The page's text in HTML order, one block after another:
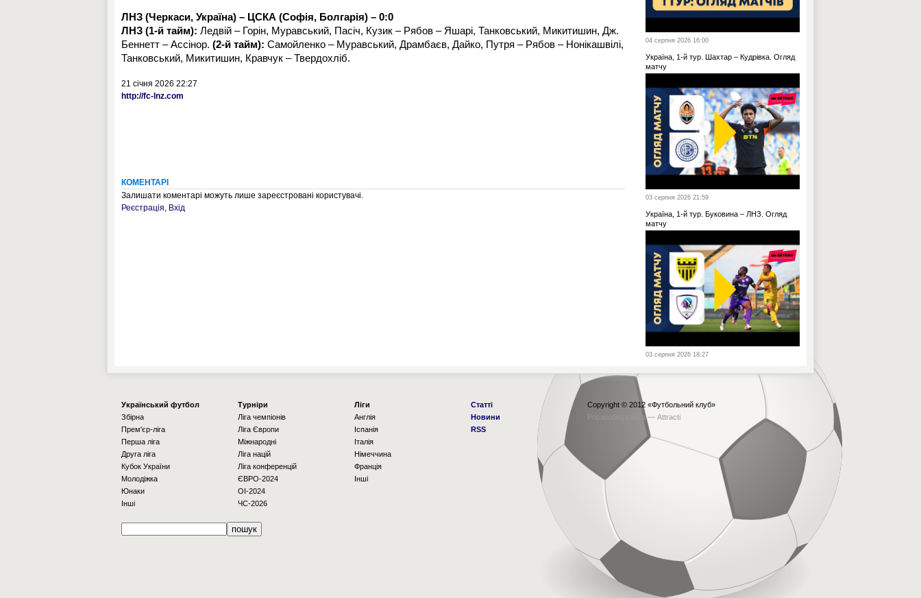
ЛНЗ (Черкаси, Україна) – ЦСКА (Софія, Болгарія) – 0:0
ЛНЗ (1-й тайм): Ледвій – Горін, Муравський, Пасіч, Кузик – Рябов – Яшарі, Танковський, Микитишин, Дж.
Беннетт – Ассінор. (2-й тайм): Самойленко – Муравський, Драмбаєв, Дайко, Путря – Рябов – Нонікашвілі,
Танковський, Микитишин, Кравчук – Твердохліб.
21 січня 2026 22:27
http://fc-lnz.com
КОМЕНТАРІ
Залишати коментарі можуть лише зареєстровані користувачі.
Реєстрація, Вхід
04 серпня 2026 16:00
Україна, 1-й тур. Шахтар – Кудрівка. Огляд
матчу
03 серпня 2026 21:59
Україна, 1-й тур. Буковина – ЛНЗ. Огляд
матчу
03 серпня 2026 18:27
Українcький футбол
Збірна
Прем'єр-ліга
Перша ліга
Друга ліга
Кубок України
Молодіжка
Юнаки
Інші
Турніри
Ліга чемпіонів
Ліга Європи
Міжнародні
Ліга націй
Ліга конференцій
ЄВРО-2024
OI-2024
ЧС-2026
Ліги
Англія
Іспанія
Італія
Німеччина
Франція
Інші
Статті
Новини
RSS
Copyright © 2012 «Футбольний клуб»
Рорзробка сайта — Attracti